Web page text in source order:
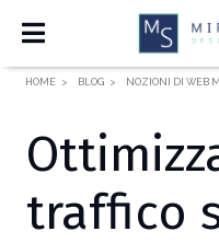
HOME BLOG NOZIONI DI WEB
traffico